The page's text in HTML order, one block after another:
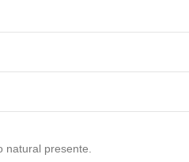
natural presente.